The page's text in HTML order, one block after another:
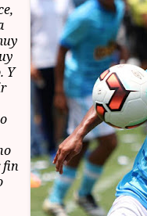
Y
fin